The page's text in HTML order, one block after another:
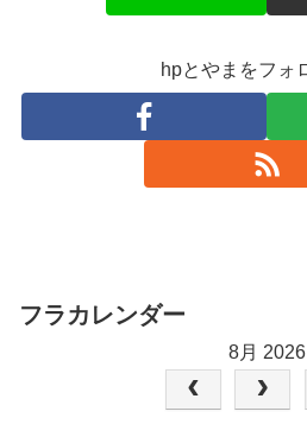
hpとやまをフォ
フラカレンダー
8月 2026